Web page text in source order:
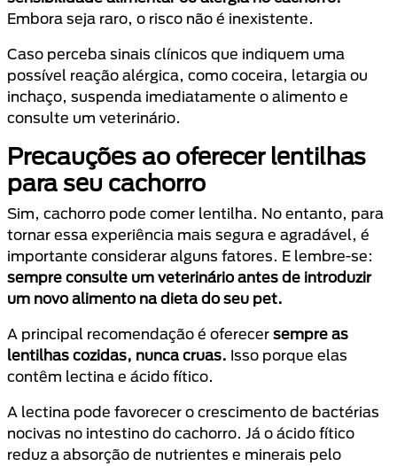
Embora seja raro, o risco não é inexistente.
Caso perceba sinais clínicos que indiquem uma
possível reação alérgica, como coceira, letargia ou
inchaço, suspenda imediatamente o alimento e
consulte um veterinário.
Precauções ao oferecer lentilhas
para seu cachorro
Sim, cachorro pode comer lentilha. No entanto, para
tornar essa experiência mais segura e agradável, é
importante considerar alguns fatores. E lembre-se:
sempre consulte um veterinário antes de introduzir
um novo alimento na dieta do seu pet.
A principal recomendação é oferecer sempre as
lentilhas cozidas, nunca cruas. Isso porque elas
contêm lectina e ácido fítico.
A lectina pode favorecer o crescimento de bactérias
nocivas no intestino do cachorro. Já o ácido fítico
reduz a absorção de nutrientes e minerais pelo